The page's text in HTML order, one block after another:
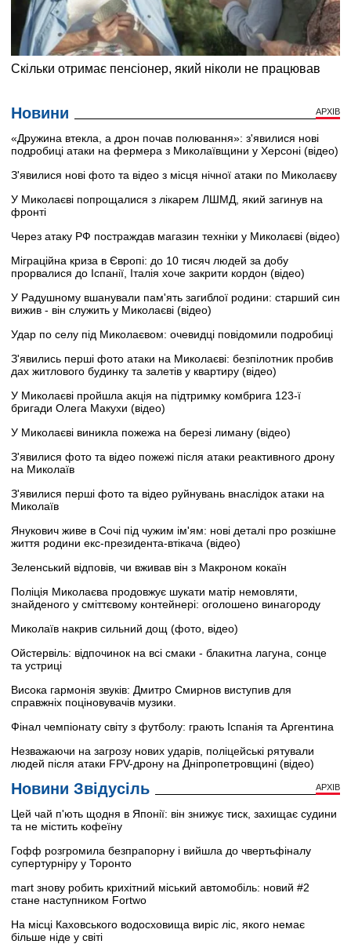
Новини АРХІВ
«Дружина втекла, а дрон почав полювання»: з'явилися нові
подробиці атаки на фермера з Миколаївщини у Херсоні (відео)
З'явилися нові фото та відео з місця нічної атаки по Миколаєву
У Миколаєві попрощалися з лікарем ЛШМД, який загинув на
фронті
Через атаку РФ постраждав магазин техніки у Миколаєві (відео)
Міграційна криза в Європі: до 10 тисяч людей за добу
прорвалися до Іспанії, Італія хоче закрити кордон (відео)
У Радушному вшанували пам'ять загиблої родини: старший син
вижив - він служить у Миколаєві (відео)
Удар по селу під Миколаєвом: очевидці повідомили подробиці
З'явились перші фото атаки на Миколаєві: безпілотник пробив
дах житлового будинку та залетів у квартиру (відео)
У Миколаєві пройшла акція на підтримку комбрига 123-ї
бригади Олега Макухи (відео)
У Миколаєві виникла пожежа на березі лиману (відео)
З'явилися фото та відео пожежі після атаки реактивного дрону
на Миколаїв
З'явилися перші фото та відео руйнувань внаслідок атаки на
Миколаїв
Янукович живе в Сочі під чужим ім'ям: нові деталі про розкішне
життя родини екс-президента-втікача (відео)
Зеленський відповів, чи вживав він з Макроном кокаїн
Поліція Миколаєва продовжує шукати матір немовляти,
знайденого у сміттєвому контейнері: оголошено винагороду
Миколаїв накрив сильний дощ (фото, відео)
Ойстервіль: відпочинок на всі смаки - блакитна лагуна, сонце
та устриці
Висока гармонія звуків: Дмитро Смирнов виступив для
справжніх поціновувачів музики.
Фінал чемпіонату світу з футболу: грають Іспанія та Аргентина
Незважаючи на загрозу нових ударів, поліцейські рятували
людей після атаки FPV-дрону на Дніпропетровщині (відео)
Новини Звідусіль АРХІВ
Цей чай п'ють щодня в Японії: він знижує тиск, захищає судини
та не містить кофеїну
Гофф розгромила безпрапорну і вийшла до чвертьфіналу
супертурніру у Торонто
mart знову робить крихітний міський автомобіль: новий #2
стане наступником Fortwo
На місці Каховського водосховища виріс ліс, якого немає
більше ніде у світі